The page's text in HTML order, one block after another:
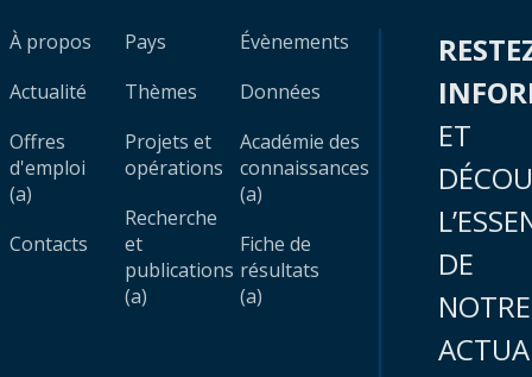
À propos
Actualité
Offres
d'emploi
(a)
Contacts
Pays
Thèmes
Projets et
opérations
Recherche
et
publications
(a)
Évènements
Données
Académie des
connaissances
(a)
Fiche de
résultats
(a)
ET
DE
NOTRE